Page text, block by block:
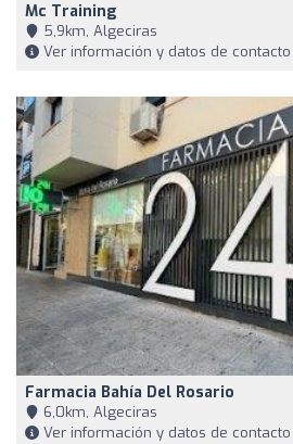
Mc Training
5,9km, Algeciras
Ver información y datos de contacto
Farmacia Bahía Del Rosario
6,0km, Algeciras
Ver información y datos de contacto